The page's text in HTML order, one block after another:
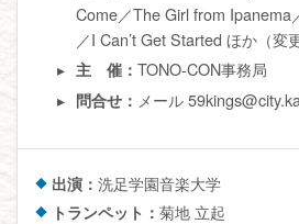
Come／The Girl from Ipanema
／I Can’t Get Started ほか（変
主 催：TONO-CON事務局
問合せ： メール
出演：洗足学園音楽大学
トランペット：菊地 立起